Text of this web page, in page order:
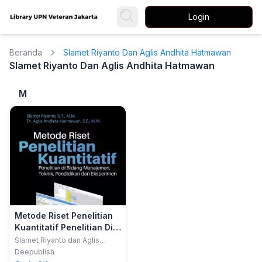
Login
Beranda Slamet Riyanto Dan Aglis Andhita Hatmawan
Slamet Riyanto Dan Aglis Andhita Hatmawan
M
Metode Riset Penelitian
Kuantitatif Penelitian Di
Bidang Manajemen,
Teknik, Pendidikan Dan
Slamet Riyanto dan Aglis
Andhita Hatmawan
Deepublish